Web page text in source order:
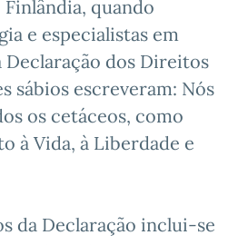
quando
e especialistas em
Declaração dos Direitos
sábios escreveram: Nós
os cetáceos, como
à Vida, à Liberdade e
da Declaração inclui-se